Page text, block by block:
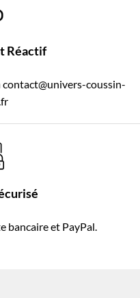
Réactif
contact@univers-coussin-
bancaire et PayPal.